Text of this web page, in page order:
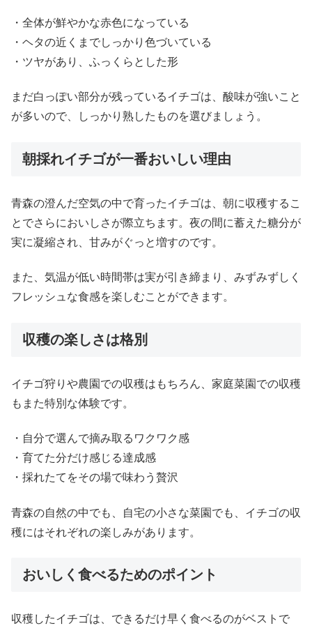
・全体が鮮やかな赤色になっている
・ヘタの近くまでしっかり色づいている
・ツヤがあり、ふっくらとした形
まだ白っぽい部分が残っているイチゴは、酸味が強いこと
が多いので、しっかり熟したものを選びましょう。
朝採れイチゴが一番おいしい理由
青森の澄んだ空気の中で育ったイチゴは、朝に収穫するこ
とでさらにおいしさが際立ちます。夜の間に蓄えた糖分が
実に凝縮され、甘みがぐっと増すのです。
また、気温が低い時間帯は実が引き締まり、みずみずしく
フレッシュな食感を楽しむことができます。
収穫の楽しさは格別
イチゴ狩りや農園での収穫はもちろん、家庭菜園での収穫
もまた特別な体験です。
・自分で選んで摘み取るワクワク感
・育てた分だけ感じる達成感
・採れたてをその場で味わう贅沢
青森の自然の中でも、自宅の小さな菜園でも、イチゴの収
穫にはそれぞれの楽しみがあります。
おいしく食べるためのポイント
収穫したイチゴは、できるだけ早く食べるのがベストで